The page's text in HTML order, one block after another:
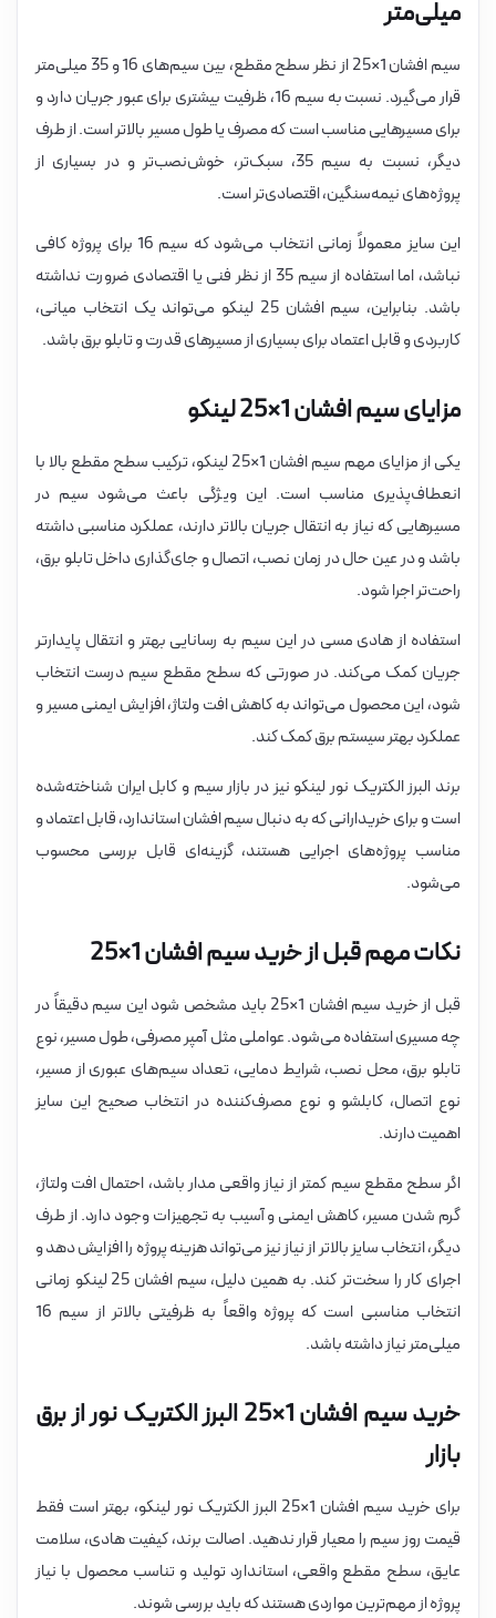
میلی‌متر
سیم افشان 1×25 از نظر سطح مقطع، بین سیم‌های 16 و 35 میلی‌متر
قرار می‌گیرد. نسبت به سیم 16، ظرفیت بیشتری برای عبور جریان دارد و
برای مسیرهایی مناسب است که مصرف یا طول مسیر بالاتر است. از طرف
دیگر، نسبت به سیم 35، سبک‌تر، خوش‌نصب‌تر و در بسیاری از
پروژه‌های نیمه‌سنگین، اقتصادی‌تر است.
این سایز معمولاً زمانی انتخاب می‌شود که سیم 16 برای پروژه کافی
نباشد، اما استفاده از سیم 35 از نظر فنی یا اقتصادی ضرورت نداشته
باشد. بنابراین، سیم افشان 25 لینکو می‌تواند یک انتخاب میانی،
کاربردی و قابل اعتماد برای بسیاری از مسیرهای قدرت و تابلو برق باشد.
مزایای سیم افشان 1×25 لینکو
یکی از مزایای مهم سیم افشان 1×25 لینکو، ترکیب سطح مقطع بالا با
انعطاف‌پذیری مناسب است. این ویژگی باعث می‌شود سیم در
مسیرهایی که نیاز به انتقال جریان بالاتر دارند، عملکرد مناسبی داشته
باشد و در عین حال در زمان نصب، اتصال و جای‌گذاری داخل تابلو برق،
راحت‌تر اجرا شود.
استفاده از هادی مسی در این سیم به رسانایی بهتر و انتقال پایدارتر
جریان کمک می‌کند. در صورتی که سطح مقطع سیم درست انتخاب
شود، این محصول می‌تواند به کاهش افت ولتاژ، افزایش ایمنی مسیر و
عملکرد بهتر سیستم برق کمک کند.
برند البرز الکتریک نور لینکو نیز در بازار سیم و کابل ایران شناخته‌شده
است و برای خریدارانی که به دنبال سیم افشان استاندارد، قابل اعتماد و
مناسب پروژه‌های اجرایی هستند، گزینه‌ای قابل بررسی محسوب
می‌شود.
نکات مهم قبل از خرید سیم افشان 1×25
قبل از خرید سیم افشان 1×25 باید مشخص شود این سیم دقیقاً در
چه مسیری استفاده می‌شود. عواملی مثل آمپر مصرفی، طول مسیر، نوع
تابلو برق، محل نصب، شرایط دمایی، تعداد سیم‌های عبوری از مسیر،
نوع اتصال، کابلشو و نوع مصرف‌کننده در انتخاب صحیح این سایز
اهمیت دارند.
اگر سطح مقطع سیم کمتر از نیاز واقعی مدار باشد، احتمال افت ولتاژ،
گرم شدن مسیر، کاهش ایمنی و آسیب به تجهیزات وجود دارد. از طرف
دیگر، انتخاب سایز بالاتر از نیاز نیز می‌تواند هزینه پروژه را افزایش دهد و
اجرای کار را سخت‌تر کند. به همین دلیل، سیم افشان 25 لینکو زمانی
انتخاب مناسبی است که پروژه واقعاً به ظرفیتی بالاتر از سیم 16
میلی‌متر نیاز داشته باشد.
خرید سیم افشان 1×25 البرز الکتریک نور از برق
بازار
برای خرید سیم افشان 1×25 البرز الکتریک نور لینکو، بهتر است فقط
قیمت روز سیم را معیار قرار ندهید. اصالت برند، کیفیت هادی، سلامت
عایق، سطح مقطع واقعی، استاندارد تولید و تناسب محصول با نیاز
پروژه از مهم‌ترین مواردی هستند که باید بررسی شوند.